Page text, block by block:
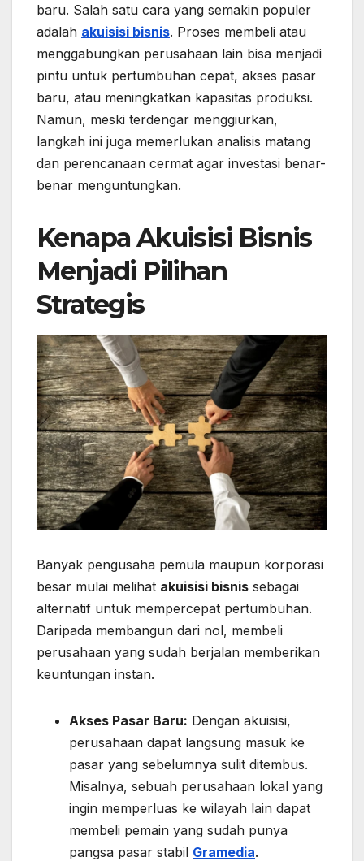
baru. Salah satu cara yang semakin populer
adalah akuisisi bisnis. Proses membeli atau
menggabungkan perusahaan lain bisa menjadi
pintu untuk pertumbuhan cepat, akses pasar
baru, atau meningkatkan kapasitas produksi.
Namun, meski terdengar menggiurkan,
langkah ini juga memerlukan analisis matang
dan perencanaan cermat agar investasi benar-
benar menguntungkan.
Kenapa Akuisisi Bisnis
Menjadi Pilihan
Strategis
Banyak pengusaha pemula maupun korporasi
besar mulai melihat akuisisi bisnis sebagai
alternatif untuk mempercepat pertumbuhan.
Daripada membangun dari nol, membeli
perusahaan yang sudah berjalan memberikan
keuntungan instan.
Akses Pasar Baru: Dengan akuisisi,
perusahaan dapat langsung masuk ke
pasar yang sebelumnya sulit ditembus.
Misalnya, sebuah perusahaan lokal yang
ingin memperluas ke wilayah lain dapat
membeli pemain yang sudah punya
pangsa pasar stabil Gramedia.